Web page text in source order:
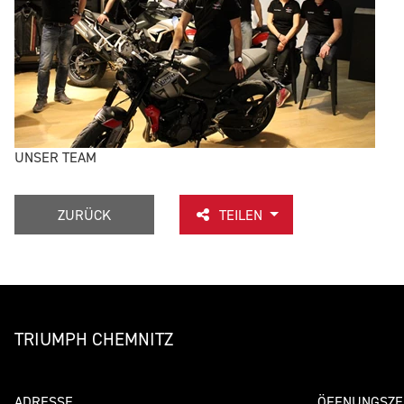
UNSER TEAM
ZURÜCK TEILEN
TRIUMPH CHEMNITZ